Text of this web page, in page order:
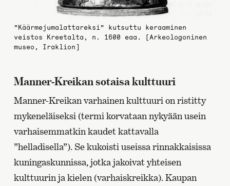
”Käärmejumalattareksi” kutsuttu keraaminen
veistos Kreetalta, n. 1600 eaa. [Arkeologoninen
museo, Iraklion]
Manner-Kreikan sotaisa kulttuuri
Manner-Kreikan varhainen kulttuuri on ristitty
mykeneläiseksi (termi korvataan nykyään usein
varhaisemmatkin kaudet kattavalla
”helladisella”). Se kukoisti useissa rinnakkaisissa
kuningaskunnissa, jotka jakoivat yhteisen
kulttuurin ja kielen (varhaiskreikka). Kaupan